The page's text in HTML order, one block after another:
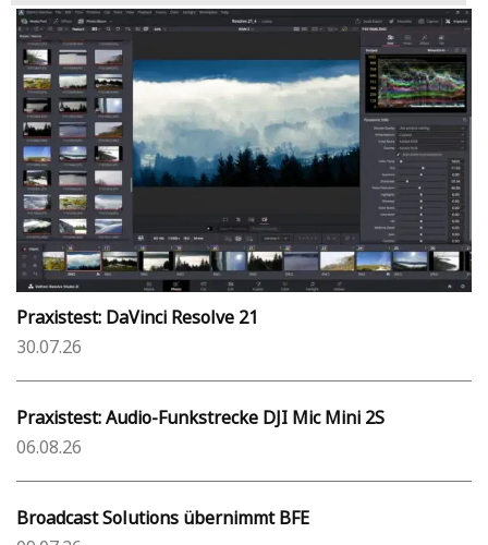
Praxistest: DaVinci Resolve 21
30.07.26
Praxistest: Audio-Funkstrecke DJI Mic Mini 2S
06.08.26
Broadcast Solutions übernimmt BFE